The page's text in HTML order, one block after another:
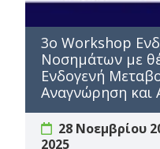
3ο Workshop
Νοσημάτων με
Ενδογενή
Αναγνώρηση και
28 Νοεμβρίου
2025